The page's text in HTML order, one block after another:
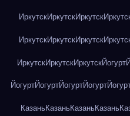
ИркутскИркутскИркутск
ИркутскИркутскИркутск
ИркутскИркутскИркутскЙогурт
ЙогуртЙогуртЙогуртЙогурт
КазаньКазаньКазаньКазань